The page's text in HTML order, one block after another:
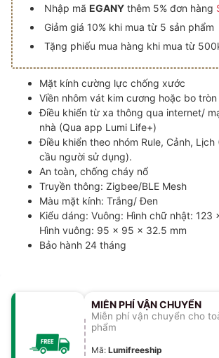
Nhập mã EGANYthêm 5% đơn hàng
Giảm giá 10% khi mua từ 5 sản phẩm
Tặng phiếu mua hàng khi mua từ
Mặt kính cường lực chống xước
Viền nhôm vát kim cương hoặc bo tròn
Điều khiển từ xa thông qua internet/
nhà (Qua app Lumi Life+)
Điều khiển theo nhóm Rule, Cảnh, Lịch
cầu người sử dụng).
An toàn, chống cháy nổ
Truyền thông: Zigbee/BLE Mesh
Màu mặt kính: Trắng/ Đen
Kiểu dáng: Vuông: Hình chữ nhật:
Hình vuông: 95 x 95 x 32.5 mm
Bảo hành 24 tháng
MIỄN PHÍ VẬN CHUYỂN
Miễn phí vận chuyển cho
phẩm
Mã: Lumifreeship